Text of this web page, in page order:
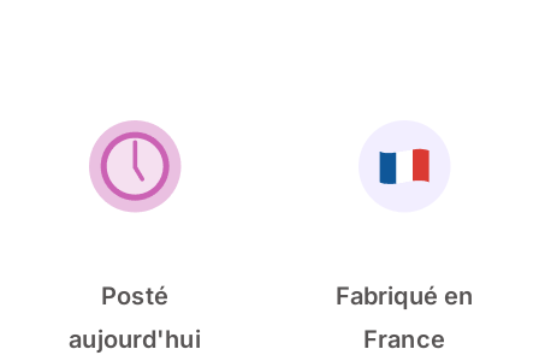
Posté
aujourd'hui
Fabriqué en
France